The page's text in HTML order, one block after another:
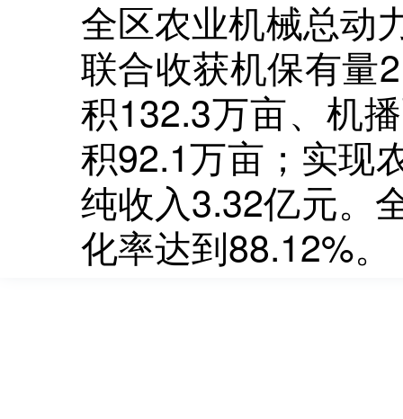
全区农业机械总动
联合收获机保有量
积132.3万亩、机
积92.1万亩；实现
纯收入3.32亿元。
化率达到88.12%。